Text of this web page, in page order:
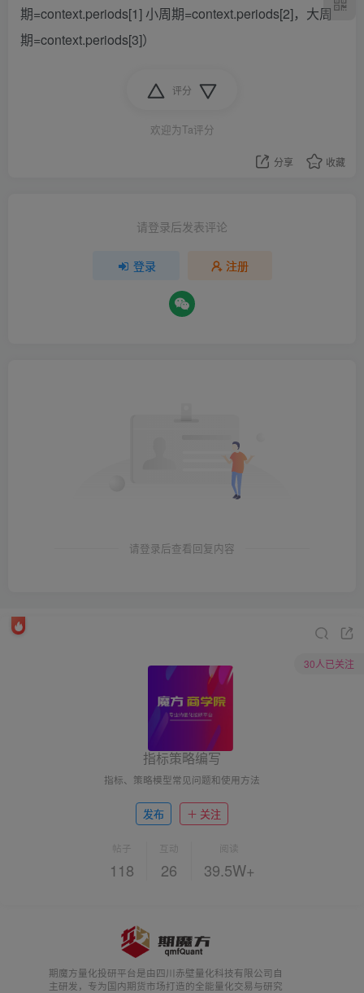
期=context.periods[1] 小周期=context.periods[2]，大周
期=context.periods[3]）
评分
欢迎为Ta评分
分享 收藏
请登录后发表评论
登录 注册
请登录后查看回复内容
30人已关注
指标策略编写
指标、策略模型常见问题和使用方法
发布 关注
帖子
118
互动
26
阅读
39.5W+
期魔方量化投研平台是由四川赤壁量化科技有限公司自
主研发，专为国内期货市场打造的全能量化交易与研究